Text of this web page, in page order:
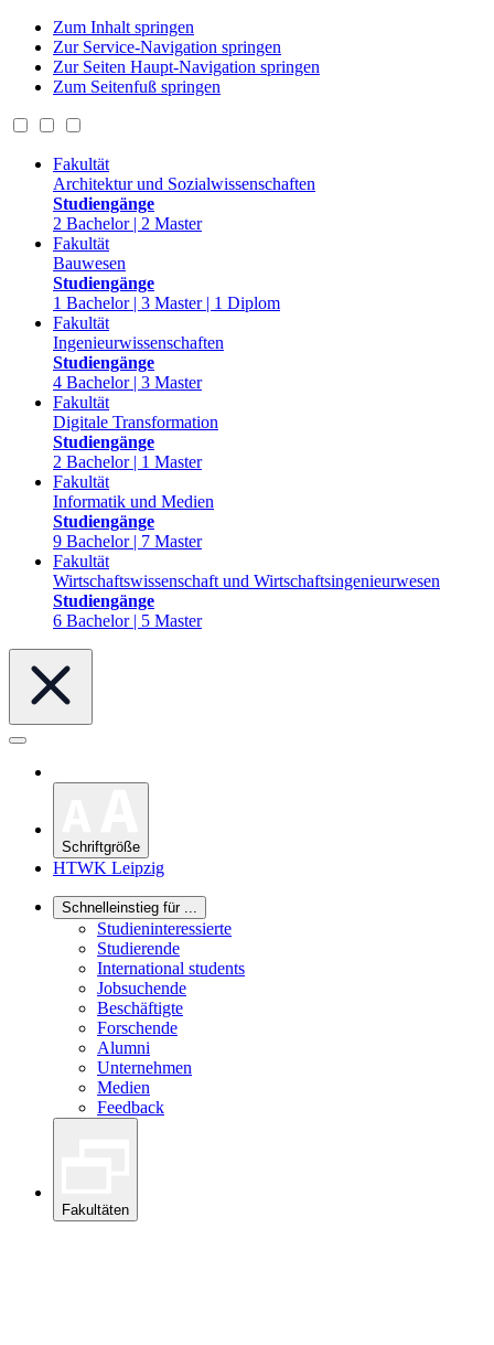
Zum Inhalt springen
Zur Service-Navigation springen
Zur Seiten Haupt-Navigation springen
Zum Seitenfuß springen
Fakultät
Architektur und Sozialwissenschaften
Studiengänge
2 Bachelor | 2 Master
Fakultät
Bauwesen
Studiengänge
1 Bachelor | 3 Master | 1 Diplom
Fakultät
Ingenieurwissenschaften
Studiengänge
4 Bachelor | 3 Master
Fakultät
Digitale Transformation
Studiengänge
2 Bachelor | 1 Master
Fakultät
Informatik und Medien
Studiengänge
9 Bachelor | 7 Master
Fakultät
Wirtschaftswissenschaft und Wirtschaftsingenieurwesen
Studiengänge
6 Bachelor | 5 Master
Schriftgröße
HTWK Leipzig
Schnelleinstieg für ...
Studieninteressierte
Studierende
International students
Jobsuchende
Beschäftigte
Forschende
Alumni
Unternehmen
Medien
Feedback
Fakultäten